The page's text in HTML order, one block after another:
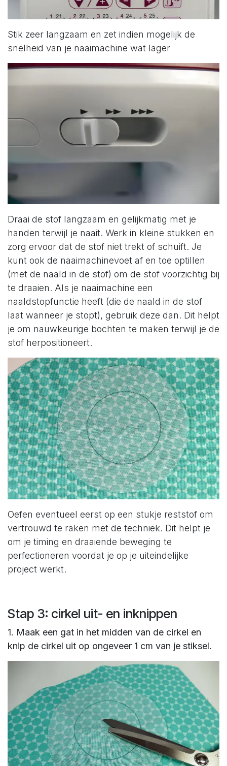
Stik zeer langzaam en zet indien mogelijk de
snelheid van je naaimachine wat lager
Draai de stof langzaam en gelijkmatig met je
handen terwijl je naait. Werk in kleine stukken en
zorg ervoor dat de stof niet trekt of schuift. Je
kunt ook de naaimachinevoet af en toe optillen
(met de naald in de stof) om de stof voorzichtig bij
te draaien. Als je naaimachine een
naaldstopfunctie heeft (die de naald in de stof
laat wanneer je stopt), gebruik deze dan. Dit helpt
je om nauwkeurige bochten te maken terwijl je de
stof herpositioneert.
Oefen eventueel eerst op een stukje reststof om
vertrouwd te raken met de techniek. Dit helpt je
om je timing en draaiende beweging te
perfectioneren voordat je op je uiteindelijke
project werkt. ​
Stap 3: cirkel uit- en inknippen
1. Maak een gat in het midden van de cirkel en
knip de cirkel uit op ongeveer 1 cm van je stiksel.